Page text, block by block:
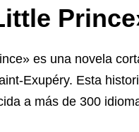
es una novela
Exupéry. Esta
a más de 300